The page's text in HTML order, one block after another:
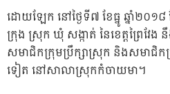
ដោយឡែក នៅថ្ងៃទី៧ ខែធ្នូ ឆ្នាំ២០១៨
ក្រុង ស្រុក ឃុំ សង្កាត់ នៃខេត្តព្រៃវែង
សមាជិកក្រុមប្រឹក្សាស្រុក និងសមាជិក
ទៀត នៅសាលាស្រុកកំចាយមា។